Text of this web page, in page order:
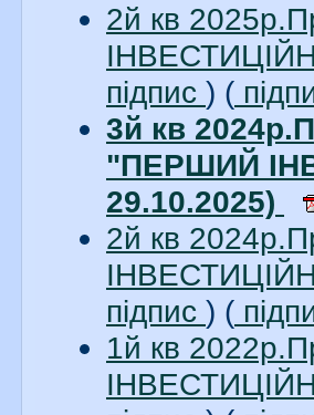
2й кв
підпис ) (
3й кв
"ПЕРШИЙ
29.10.2025)
2й кв
підпис ) (
1й кв